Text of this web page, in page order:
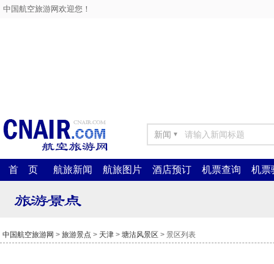
中国航空旅游网欢迎您！
新闻 ▼
首 页 航旅新闻 航旅图片 酒店预订 机票查询 机票
中国航空旅游网 > 旅游景点 > 天津 > 塘沽风景区 > 景区列表